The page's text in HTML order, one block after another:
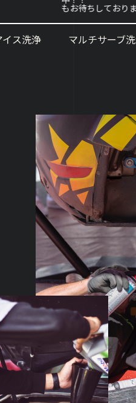
イス洗浄 マルチサーブ
お待ちしております